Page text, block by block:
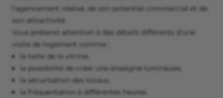
l’agencement réalisé, de son potentiel commercial et de
son attractivité.
Vous prêterez attention à des détails différents d’une
visite de logement comme :
la taille de la vitrine,
la possibilité de créer une enseigne lumineuse,
la sécurisation des locaux,
la fréquentation à différentes heures.